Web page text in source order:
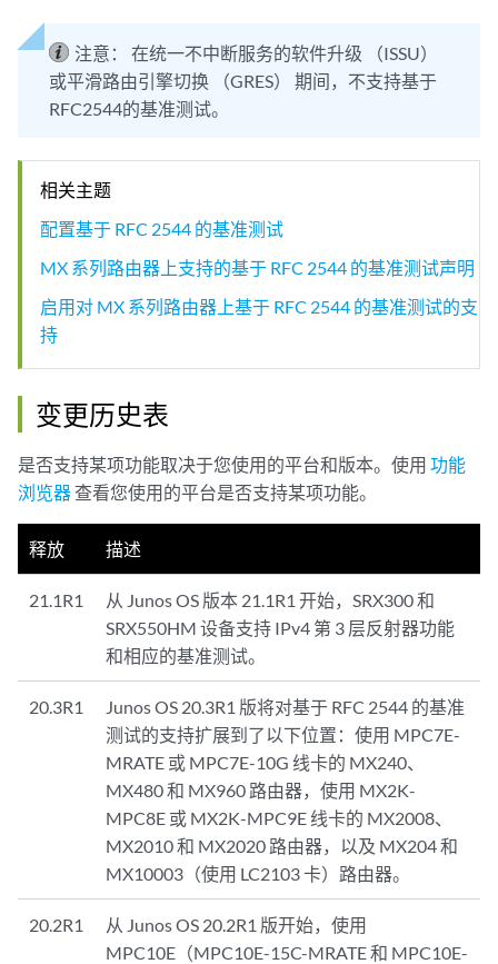
注意：
在统一不中断服务的软件升级 （ISSU）
或平滑路由引擎切换 （GRES） 期间，不支持基于
RFC2544的基准测试。
相关主题
配置基于 RFC 2544 的基准测试
MX 系列路由器上支持的基于 RFC 2544 的基准测试声明
启用对 MX 系列路由器上基于 RFC 2544 的基准测试的支
持
变更历史表
是否支持某项功能取决于您使用的平台和版本。使用 功能
浏览器查看您使用的平台是否支持某项功能。
释放 描述
21.1R1
从 Junos OS 版本 21.1R1 开始，SRX300 和
SRX550HM 设备支持 IPv4 第 3 层反射器功能
和相应的基准测试。
20.3R1
Junos OS 20.3R1 版将对基于 RFC 2544 的基准
测试的支持扩展到了以下位置：使用 MPC7E-
MRATE 或 MPC7E-10G 线卡的 MX240、
MX480 和 MX960 路由器，使用 MX2K-
MPC8E 或 MX2K-MPC9E 线卡的 MX2008、
MX2010 和 MX2020 路由器，以及 MX204 和
MX10003（使用 LC2103 卡）路由器。
20.2R1
从 Junos OS 20.2R1 版开始，使用
MPC10E（MPC10E-15C-MRATE 和 MPC10E-